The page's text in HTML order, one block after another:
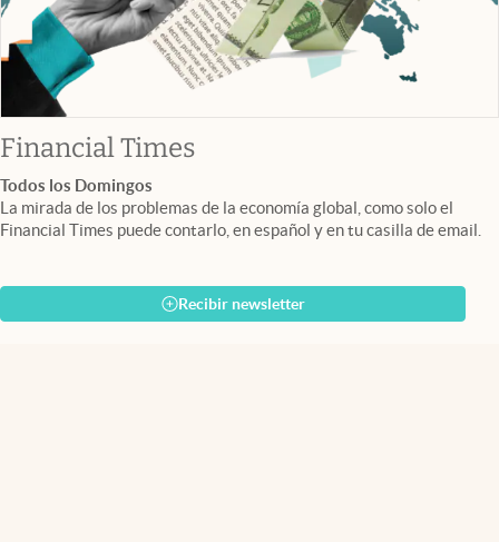
Financial Timesabre en nueva pestaña
Todos los Domingos
La mirada de los problemas de la economía global, como solo el
Financial Times puede contarlo, en español y en tu casilla de email.
Recibir newsletter